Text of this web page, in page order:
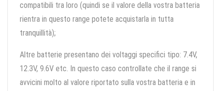
compatibili tra loro (quindi se il valore della vostra batteria
rientra in questo range potete acquistarla in tutta
tranquillità);
Altre batterie presentano dei voltaggi specifici tipo: 7.4V,
12.3V, 9.6V etc. In questo caso controllate che il range si
avvicini molto al valore riportato sulla vostra batteria e in